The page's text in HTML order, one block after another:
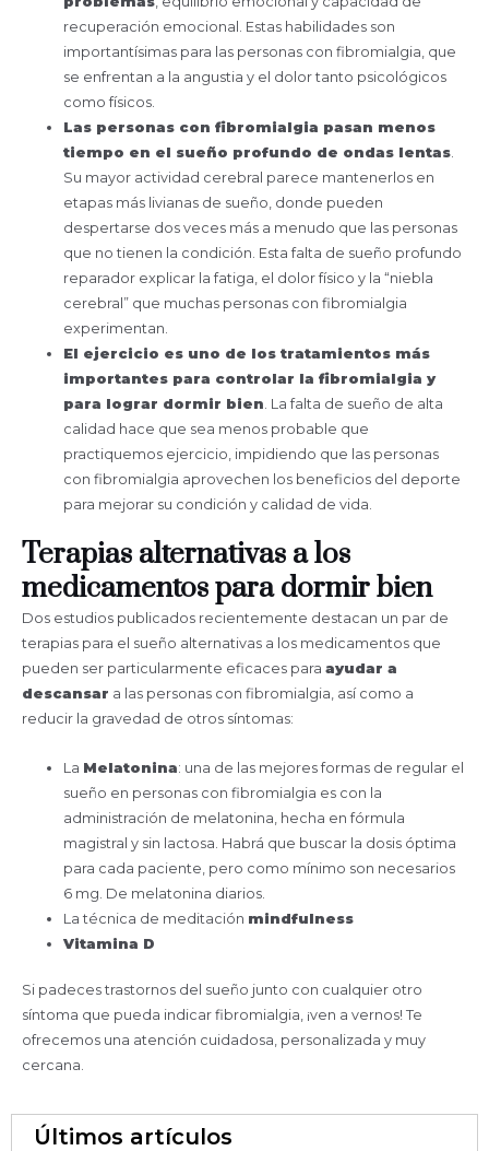
recuperación emocional. Estas habilidades son
importantísimas para las personas con fibromialgia, que
se enfrentan a la angustia y el dolor tanto psicológicos
como físicos.
Las personas con fibromialgia pasan menos
tiempo en el sueño profundo de ondas lentas
Su mayor actividad cerebral parece mantenerlos en
etapas más livianas de sueño, donde pueden
despertarse dos veces más a menudo que las personas
que no tienen la condición. Esta falta de sueño profundo
reparador explicar la fatiga, el dolor físico y la “niebla
cerebral” que muchas personas con fibromialgia
experimentan.
El ejercicio es uno de los tratamientos más
importantes para controlar la fibromialgia y
para lograr dormir bien . La falta de sueño de alta
calidad hace que sea menos probable que
practiquemos ejercicio, impidiendo que las personas
con fibromialgia aprovechen los beneficios del deporte
para mejorar su condición y calidad de vida.
Terapias alternativas a los
medicamentos para dormir bien
Dos estudios publicados recientemente destacan un par de
terapias para el sueño alternativas a los medicamentos que
pueden ser particularmente eficaces para ayudar a
descansar a las personas con fibromialgia, así como a
reducir la gravedad de otros síntomas:
La Melatonina: una de las mejores formas de regular el
sueño en personas con fibromialgia es con la
administración de melatonina, hecha en fórmula
magistral y sin lactosa. Habrá que buscar la dosis óptima
para cada paciente, pero como mínimo son necesarios
6 mg. De melatonina diarios.
La técnica de meditación mindfulness
Vitamina D
Si padeces trastornos del sueño junto con cualquier otro
síntoma que pueda indicar fibromialgia, ¡ven a vernos! Te
ofrecemos una atención cuidadosa, personalizada y muy
cercana.
Últimos artículos